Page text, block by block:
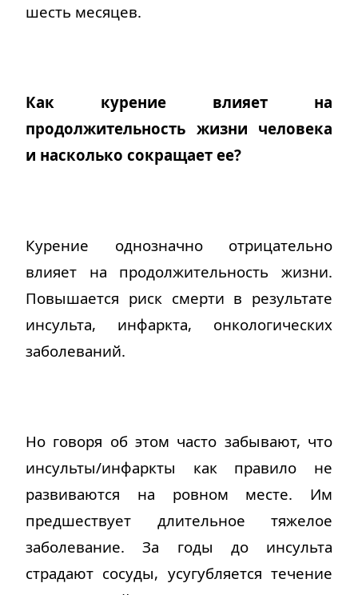
шесть месяцев.
Как курение влияет на
продолжительность жизни человека
и насколько сокращает ее?
Курение однозначно отрицательно
влияет на продолжительность жизни.
Повышается риск смерти в результате
инсульта, инфаркта, онкологических
заболеваний.
Но говоря об этом часто забывают, что
инсульты/инфаркты как правило не
развиваются на ровном месте. Им
предшествует длительное тяжелое
заболевание. За годы до инсульта
страдают сосуды, усугубляется течение